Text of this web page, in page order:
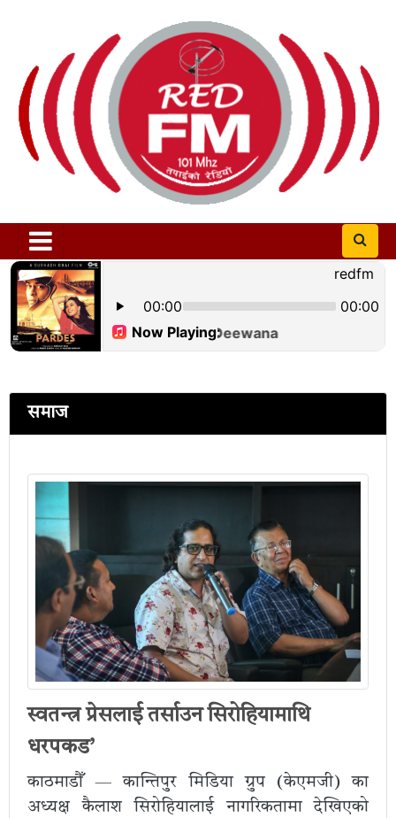
समाज
स्वतन्त्र प्रेसलाई तर्साउन सिरोहियामाथि
धरपकड’
काठमाडौँ — कान्तिपुर मिडिया ग्रुप (केएमजी) का
अध्यक्ष कैलाश सिरोहियालाई नागरिकतामा देखिएको